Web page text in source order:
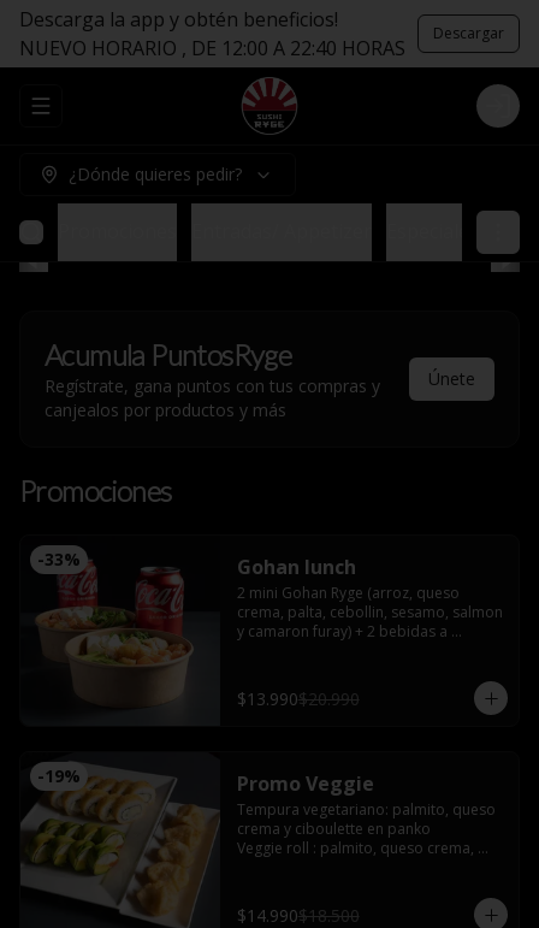
Descarga la app y obtén beneficios!
NUEVO HORARIO , DE 12:00 A 22:40 HORAS
Descargar
Abrir menu de navegación Login
¿Dónde quieres pedir?
Acumula PuntosRyge
Regístrate, gana puntos con tus compras y
canjealos por productos y más
Únete
Promociones
-33% Gohan lunch
2 mini Gohan Ryge (arroz, queso
crema, palta, cebollin, sesamo, salmon
y camaron furay) + 2 bebidas a
$13.990$20.990
-19% Promo Veggie
Tempura vegetariano: palmito, queso
crema y ciboulette en panko
Veggie roll : palmito, queso crema,
Gyozas de champiñón queso
$14.990$18.500